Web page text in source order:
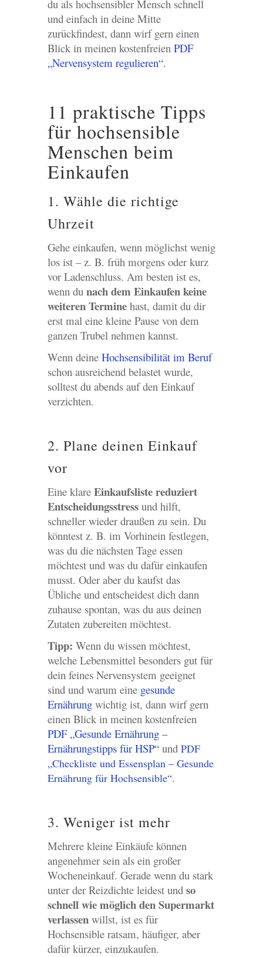
du als hochsensibler Mensch schnell
und einfach in deine Mitte
zurückfindest, dann wirf gern einen
Blick in meinen kostenfreien PDF
„Nervensystem regulieren“.
11 praktische Tipps
für hochsensible
Menschen beim
Einkaufen
1. Wähle die richtige
Uhrzeit
Gehe einkaufen, wenn möglichst wenig
los ist – z. B. früh morgens oder kurz
vor Ladenschluss. Am besten ist es,
wenn du nach dem Einkaufen keine
weiteren Terminehast, damit du dir
erst mal eine kleine Pause von dem
ganzen Trubel nehmen kannst.
Wenn deine Hochsensibilität im Beruf
schon ausreichend belastet wurde,
solltest du abends auf den Einkauf
verzichten.
2. Plane deinen Einkauf
vor
Eine klare Einkaufsliste reduziert
Entscheidungsstressund hilft,
schneller wieder draußen zu sein. Du
könntest z. B. im Vorhinein festlegen,
was du die nächsten Tage essen
möchtest und was du dafür einkaufen
musst. Oder aber du kaufst das
Übliche und entscheidest dich dann
zuhause spontan, was du aus deinen
Zutaten zubereiten möchtest.
Tipp: Wenn du wissen möchtest,
welche Lebensmittel besonders gut für
dein feines Nervensystem geeignet
sind und warum eine gesunde
Ernährungwichtig ist, dann wirf gern
einen Blick in meinen kostenfreien
PDF „Gesunde Ernährung –
Ernährungstipps für HSP“ und PDF
„Checkliste und Essensplan – Gesunde
Ernährung für Hochsensible“.
3. Weniger ist mehr
Mehrere kleine Einkäufe können
angenehmer sein als ein großer
Wocheneinkauf. Gerade wenn du stark
unter der Reizdichte leidest und so
schnell wie möglich den Supermarkt
verlassenwillst, ist es für
Hochsensible ratsam, häufiger, aber
dafür kürzer, einzukaufen.